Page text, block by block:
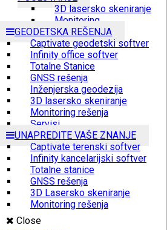
3D lasersko skeniranje
Monitoring
GEODETSKA REŠENJA
Captivate geodetski softver
Infinity office softver
Totalne Stanice
GNSS rešenja
Inženjerska geodezija
3D lasersko skeniranje
Monitoring rešenja
Servisi
UNAPREDITE VAŠE ZNANJE
Captivate terenski softver
Infinity kancelarijski softver
Totalne stanice
GNSS rešenja
3D Lasersko skeniranje
Monitoring rešenja
Close